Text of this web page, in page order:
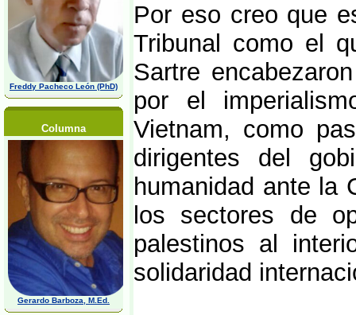
Freddy Pacheco León (PhD)
Columna
Gerardo Barboza, M.Ed.
Por eso creo que
Tribunal como el
Sartre
por el
Vietnam, como
dirigentes del
humanidad ante la
los sectores de
palestinos al
solidaridad